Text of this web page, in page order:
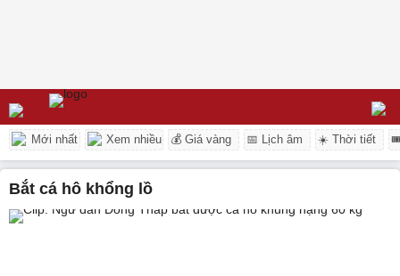
Mới nhất Xem nhiều 💰 Giá vàng 📅 Lịch âm ☀️ Thời tiết
bắt cá hô khổng lồ